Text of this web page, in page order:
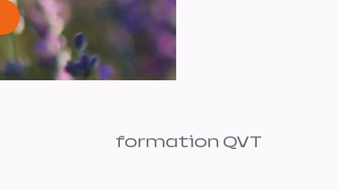
formation QVT